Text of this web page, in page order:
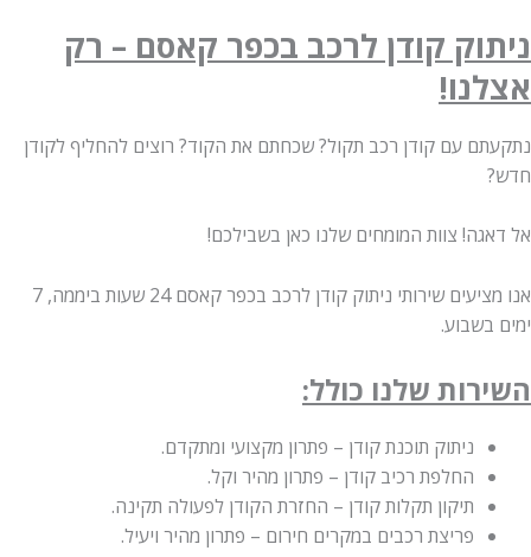
ניתוק קודן לרכב בכפר קאסם – רק
אצלנו!
נתקעתם עם קודן רכב תקול? שכחתם את הקוד? רוצים להחליף לקודן
חדש?
אל דאגה! צוות המומחים שלנו כאן בשבילכם!
אנו מציעים שירותי ניתוק קודן לרכב בכפר קאסם 24 שעות ביממה, 7
ימים בשבוע.
השירות שלנו כולל:
ניתוק תוכנת קודן – פתרון מקצועי ומתקדם.
החלפת רכיב קודן – פתרון מהיר וקל.
תיקון תקלות קודן – החזרת הקודן לפעולה תקינה.
פריצת רכבים במקרים חירום – פתרון מהיר ויעיל.